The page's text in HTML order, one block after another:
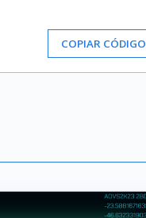
COPIAR CÓDIGO